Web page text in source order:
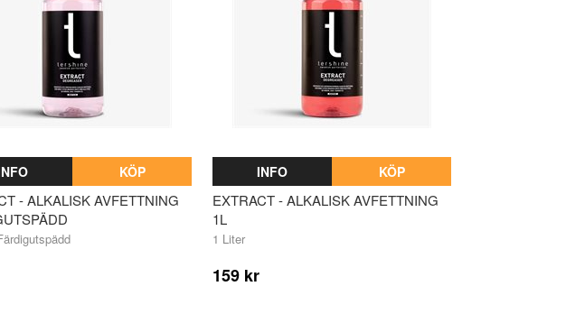
KÖP
- ALKALISK AVFETTNING
INFO KÖP
EXTRACT - ALKALISK AVFETTNING
1L
1 Liter
159 kr